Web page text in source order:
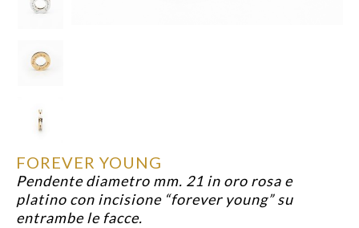
FOREVER YOUNG
Pendente diametro mm. 21 in oro rosa e
platino con incisione “forever young” su
entrambe le facce.